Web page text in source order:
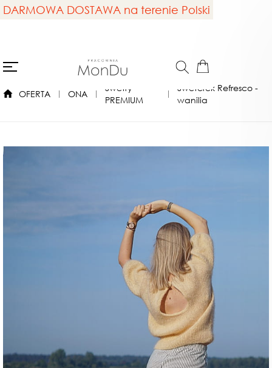
DARMOWA DOSTAWA na terenie Polski
OFERTA ONA
Swetry
PREMIUM
Sweterek Refresco -
wanilia